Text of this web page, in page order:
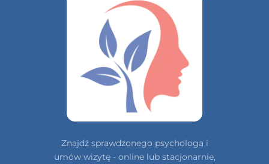
Znajdź sprawdzonego psychologa i
umów wizytę - online lub stacjonarnie,